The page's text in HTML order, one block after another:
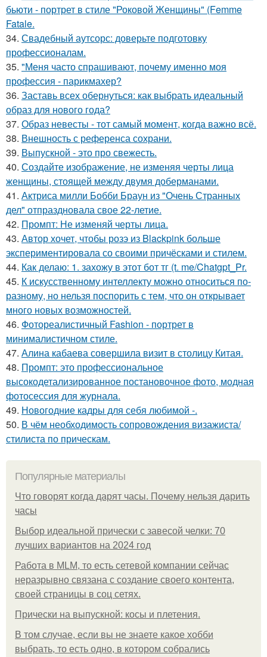
бьюти - портрет в стиле "Роковой Женщины" (Femme
Fatale.
34. Свадебный аутсорс: доверьте подготовку
профессионалам.
35. "Меня часто спрашивают, почему именно моя
профессия - парикмахер?
36. Заставь всех обернуться: как выбрать идеальный
образ для нового года?
37. Образ невесты - тот самый момент, когда важно всё.
38. Внешность с референса сохрани.
39. Выпускной - это про свежесть.
40. Создайте изображение, не изменяя черты лица
женщины, стоящей между двумя доберманами.
41. Актриса милли Бобби Браун из "Очень Странных
дел" отпраздновала свое 22-летие.
42. Промпт: Не изменяй черты лица.
43. Автор хочет, чтобы розэ из Blackpink больше
экспериментировала со своими причёсками и стилем.
44. Как делаю: 1. захожу в этот бот тг (t. me/Chatgpt_Pr.
45. К искусственному интеллекту можно относиться по-
разному, но нельзя поспорить с тем, что он открывает
много новых возможностей.
46. Фотореалистичный Fashion - портрет в
минималистичном стиле.
47. Алина кабаева совершила визит в столицу Китая.
48. Промпт: это профессиональное
высокодетализированное постановочное фото, модная
фотосессия для журнала.
49. Новогодние кадры для себя любимой -.
50. В чём необходимость сопровождения визажиста/
стилиста по прическам.
Популярные материалы
Что говорят когда дарят часы. Почему нельзя дарить
часы
Выбор идеальной прически с завесой челки: 70
лучших вариантов на 2024 год
Работа в MLM, то есть сетевой компании сейчас
неразрывно связана с создание своего контента,
своей страницы в соц сетях.
Прически на выпускной: косы и плетения.
В том случае, если вы не знаете какое хобби
выбрать, то есть одно, в котором собрались